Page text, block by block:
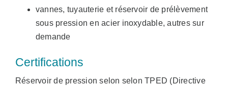
vannes, tuyauterie et réservoir de prélèvement
sous pression en acier inoxydable, autres sur
demande
Certifications
Réservoir de pression selon selon TPED (Directive